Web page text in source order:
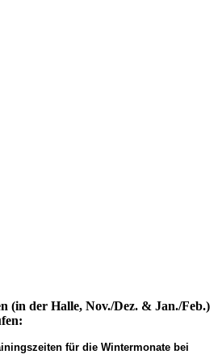
(in der Halle, Nov./Dez. & Jan./Feb.)
für die Wintermonate bei